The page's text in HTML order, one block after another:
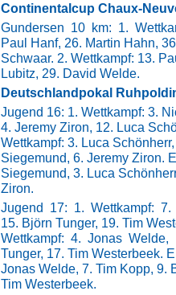
Continentalcup Chaux-
Gundersen 10 km: 1.
Paul Hanf, 26. Martin Hahn,
Schwaar. 2. Wettkampf: 13.
Lubitz, 29. David Welde.
Deutschlandpokal
Jugend 16: 1. Wettkampf: 3.
4. Jeremy Ziron, 12. Luca
Wettkampf: 3. Luca
Siegemund, 6. Jeremy Ziron.
Siegemund, 3. Luca
Ziron.
Jugend 17: 1. Wettkampf:
15. Björn Tunger, 19. Tim
Wettkampf: 4. Jonas
Tunger, 17. Tim Westerbeek.
Jonas Welde, 7. Tim Kopp, 9.
Tim Westerbeek.